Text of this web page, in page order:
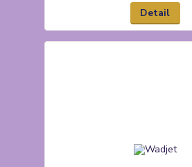
Detail